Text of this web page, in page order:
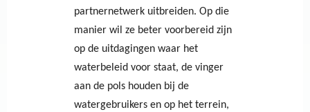
partnernetwerk uitbreiden. Op die
manier wil ze beter voorbereid zijn
op de uitdagingen waar het
waterbeleid voor staat, de vinger
aan de pols houden bij de
watergebruikers en op het terrein,